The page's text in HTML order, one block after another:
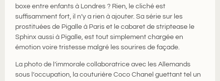
boxe entre enfants à Londres ? Rien, le cliché est
suffisamment fort, il n’y a rien à ajouter. Sa série sur les
prostituées de Pigalle à Paris et le cabaret de striptease le
Sphinx aussi à Pigalle, est tout simplement chargée en
émotion voire tristesse malgré les sourires de façade.
La photo de l’immorale collaboratrice avec les Allemands
sous l’occupation, la couturière Coco Chanel guettant tel un